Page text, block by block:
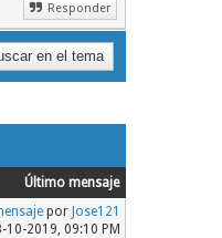
Responder
Último mensaje
por Jose121
10-2019, 09:10 PM